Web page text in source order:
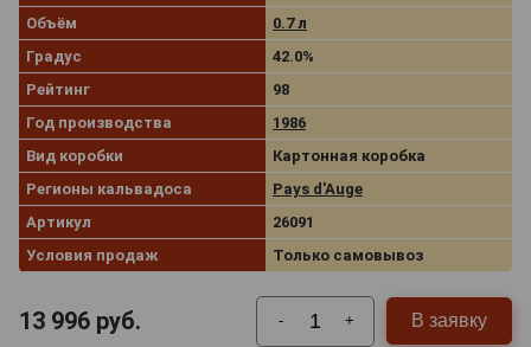
Объём
0.7 л
Градус
42.0%
Рейтинг
98
Год производства
1986
Вид коробки
Картонная коробка
Регионы кальвадоса
Pays d'Auge
Артикул
26091
Условия продаж
Только самовывоз
13 996 руб. - + В заявку